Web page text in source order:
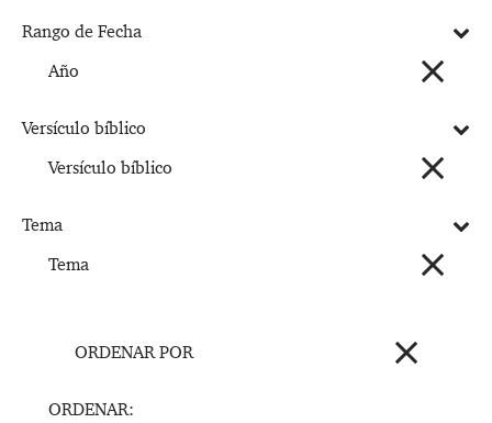
Rango de Fecha
Año
Versículo bíblico
Versículo bíblico
Tema
Tema
ORDENAR POR
ORDENAR: